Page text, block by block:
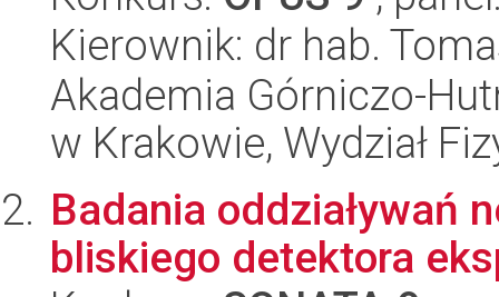
Kierownik: dr hab.
Akademia Górniczo-
w Krakowie, Wydział
Badania oddziaływań
bliskiego detektora